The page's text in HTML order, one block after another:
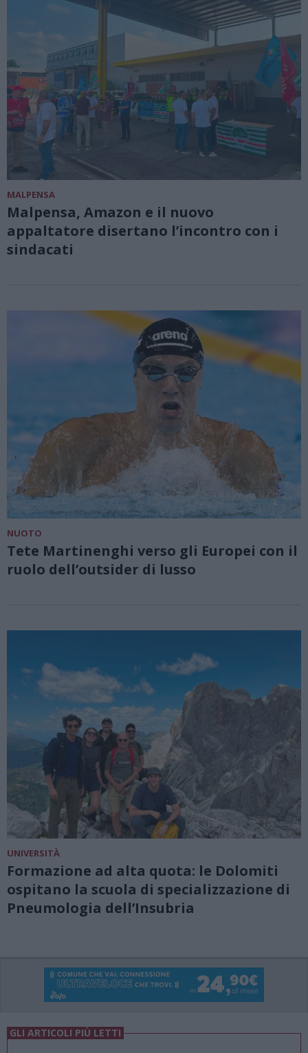
MALPENSA
Malpensa, Amazon e il nuovo
appaltatore disertano l’incontro con i
sindacati
NUOTO
Tete Martinenghi verso gli Europei con il
ruolo dell’outsider di lusso
UNIVERSITÀ
Formazione ad alta quota: le Dolomiti
ospitano la scuola di specializzazione di
Pneumologia dell’Insubria
GLI ARTICOLI PIÙ LETTI